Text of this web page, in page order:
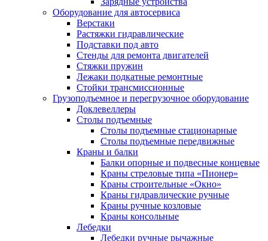
Оборудование для автосервиса
Верстаки
Растяжки гидравлические
Подставки под авто
Стенды для ремонта двигателей
Стяжки пружин
Лежаки подкатные ремонтные
Стойки трансмиссионные
Грузоподъемное и перегрузочное оборудование
Доклевеллеры
Столы подъемные
Столы подъемные стационарные
Столы подъемные передвижные
Краны и балки
Балки опорные и подвесные концевые
Краны стреловые типа «Пионер»
Краны строительные «Окно»
Краны гидравлические ручные
Краны ручные козловые
Краны консольные
Лебедки
Лебедки ручные рычажные